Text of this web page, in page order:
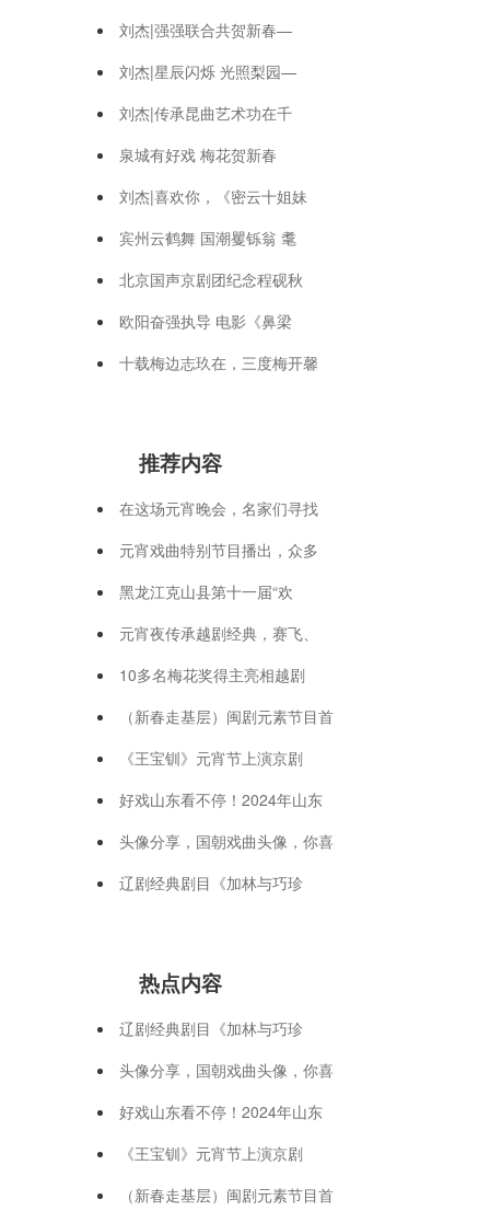
刘杰|强强联合共贺新春—
刘杰|星辰闪烁 光照梨园—
刘杰|传承昆曲艺术功在千
泉城有好戏 梅花贺新春
刘杰|喜欢你，《密云十姐妹
宾州云鹤舞 国潮矍铄翁 耄
北京国声京剧团纪念程砚秋
欧阳奋强执导 电影《鼻梁
十载梅边志玖在，三度梅开馨
推荐内容
在这场元宵晚会，名家们寻找
元宵戏曲特别节目播出，众多
黑龙江克山县第十一届“欢
元宵夜传承越剧经典，赛飞、
10多名梅花奖得主亮相越剧
（新春走基层）闽剧元素节目首
《王宝钏》元宵节上演京剧
好戏山东看不停！2024年山东
头像分享，国朝戏曲头像，你喜
辽剧经典剧目《加林与巧珍
热点内容
辽剧经典剧目《加林与巧珍
头像分享，国朝戏曲头像，你喜
好戏山东看不停！2024年山东
《王宝钏》元宵节上演京剧
（新春走基层）闽剧元素节目首